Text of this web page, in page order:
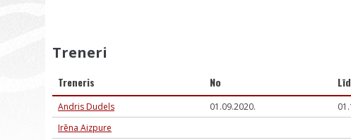
Treneri
Treneris No
Andris Dudels 01.09.2020.
Irēna Aizpure